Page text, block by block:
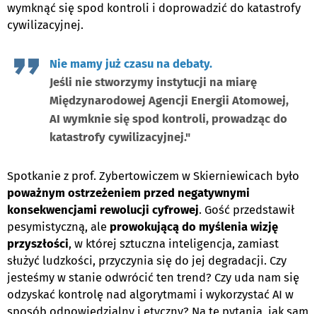
wymknąć się spod kontroli i doprowadzić do katastrofy
cywilizacyjnej.
Nie mamy już czasu na debaty.
Jeśli nie stworzymy instytucji na miarę
Międzynarodowej Agencji Energii Atomowej,
AI wymknie się spod kontroli, prowadząc do
katastrofy cywilizacyjnej."
Spotkanie z prof. Zybertowiczem w Skierniewicach było
poważnym ostrzeżeniem przed negatywnymi
konsekwencjami rewolucji cyfrowej. Gość przedstawił
pesymistyczną, ale prowokującą do myślenia wizję
przyszłości, w której sztuczna inteligencja, zamiast
służyć ludzkości, przyczynia się do jej degradacji. Czy
jesteśmy w stanie odwrócić ten trend? Czy uda nam się
odzyskać kontrolę nad algorytmami i wykorzystać AI w
sposób odpowiedzialny i etyczny? Na te pytania, jak sam